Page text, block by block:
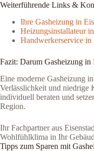
Weiterführende Links &
Ihre Gasheizung in
Heizungsinstallateur
Handwerkerservice in
Fazit: Darum Gasheizung in
Eine moderne Gasheizung
Verlässlichkeit und niedrige
individuell beraten und
Region.
Ihr Fachpartner aus
Wohlfühlklima in Ihr
Tipps zum Sparen mit